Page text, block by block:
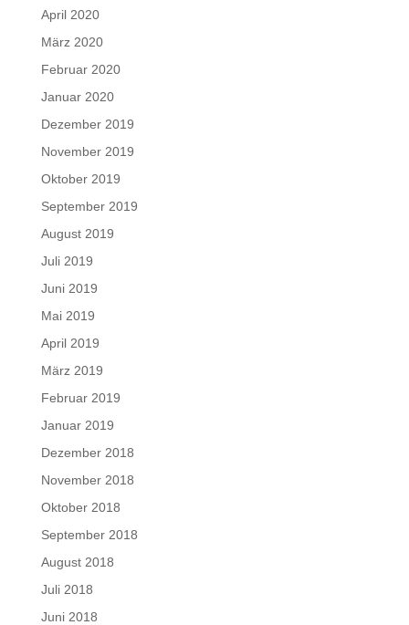
April 2020
März 2020
Februar 2020
Januar 2020
Dezember 2019
November 2019
Oktober 2019
September 2019
August 2019
Juli 2019
Juni 2019
Mai 2019
April 2019
März 2019
Februar 2019
Januar 2019
Dezember 2018
November 2018
Oktober 2018
September 2018
August 2018
Juli 2018
Juni 2018